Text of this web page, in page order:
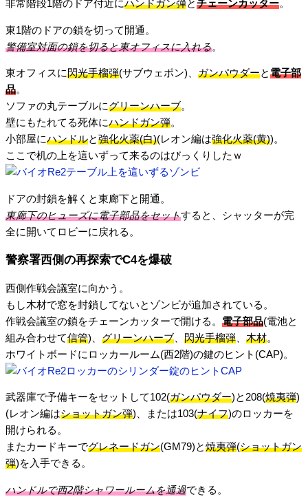
非常階段1階のドア付近にハンドガン弾とチェーンカッター。
東1階のドアの鎖を切って開通。
警備室対面の鎖を切ると東オフィスに入れる。
東オフィスに閃光手榴弾(サブウェポン)、 ガンパウダーと電子部
品。
ソファの丸テーブルにグリーンハーブ。
壁にもたれてる死体にハンドガン弾。
小部屋にハンドルと強化火薬(白)(レオン編は強化火薬(黄))。
ここで机の上を這いずって来るのはびっくりしたｗ
ドアの封鎖を解くと東廊下と開通。
東廊下のヒューズに電子部品をセットすると、シャッターが完
全に開いてロビーに戻れる。
警察署西側の再探索でC4を爆破
西側作戦会議室に向かう。
もし木材で窓を封鎖してないとゾンビが追加されている。
作戦会議室の鎖をチェーンカッターで開ける。 電子部品(電池と
組み合わせて信管)、 グリーンハーブ 閃光手榴弾 木材。
ホワイトボードにロッカールーム(西2階)の鍵のヒント(CAP)。
武器庫で予備キーをセットして102(ガンパウダー)と208(焼夷弾)
(レオン編はショットガン弾)、または103(ナイフ)のロッカーを
開けられる。
またカードキーでグレネードガン(GM79)と焼夷弾(ショットガン
弾)を入手できる。
ハンドルで西2階シャワールームを通過できる。